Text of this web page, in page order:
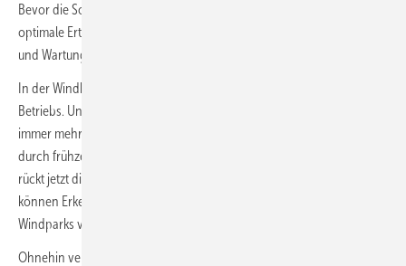
Bevor die Solaranlage das Ende ihrer Lebenszeit erreicht hat, soll sie
optimale Erträge erwirtschaften. Dafür ist eine regelmäßige Prüfung
und Wartung unabdingbar.
In der Windbranche ist der Service ebenfalls längst Bestandteil des
Betriebs. Und auch die Überwachung, das Condition Monitoring von
immer mehr Bauteilen, ist nicht mehr wegzudenken - erspart es doch
durch frühzeitige Warnung kostenintensive Reparaturen. In den Fokus
rückt jetzt die umfassende Auswertung von Monitoringdaten. Hier
können Erkenntnisse generiert werden, die auch für Betreiber von
Windparks von Wert sind.
Ohnehin verdient die Zulieferindustrie einen genaueren Blick. Wie ist